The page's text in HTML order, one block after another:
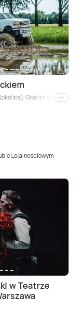
Gdańsk (okolice),
i inne
Lojalnościowym
w Teatrze